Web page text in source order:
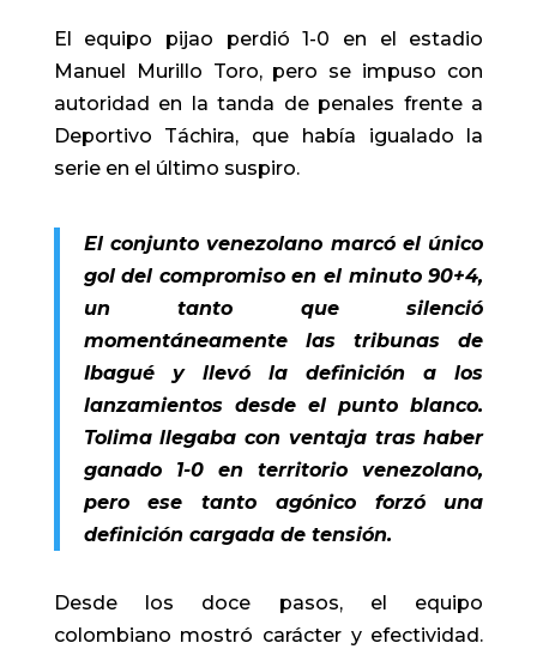
El equipo pijao perdió 1-0 en el estadio
Manuel Murillo Toro, pero se impuso con
autoridad en la tanda de penales frente a
Deportivo Táchira, que había igualado la
serie en el último suspiro.
El conjunto venezolano marcó el único
gol del compromiso en el minuto 90+4,
un tanto que silenció
momentáneamente las tribunas de
Ibagué y llevó la definición a los
lanzamientos desde el punto blanco.
Tolima llegaba con ventaja tras haber
ganado 1-0 en territorio venezolano,
pero ese tanto agónico forzó una
definición cargada de tensión.
Desde los doce pasos, el equipo
colombiano mostró carácter y efectividad.